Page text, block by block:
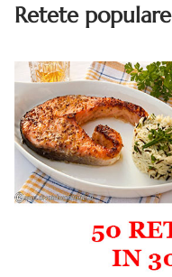
Retete populare